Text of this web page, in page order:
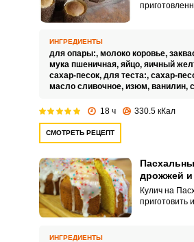
ИНГРЕДИЕНТЫ
для опары:, молоко коровье,
мука пшеничная, яйцо, яичный
сахар-песок, для теста:, сахар-
масло сливочное, изюм, ванилин,
18 ч 330.5 кКал
СМОТРЕТЬ РЕЦЕПТ
дрожжей и
Кулич на
приготовить
ИНГРЕДИЕНТЫ